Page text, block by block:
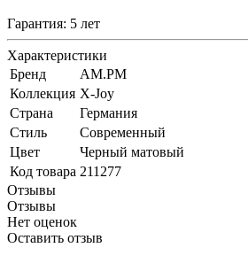
Гарантия: 5 лет
Характеристики
Бренд
AM.PM
Коллекция X-Joy
Страна
Германия
Стиль
Современный
Цвет
Черный матовый
Код товара 211277
Отзывы
Отзывы
Нет оценок
Оставить отзыв